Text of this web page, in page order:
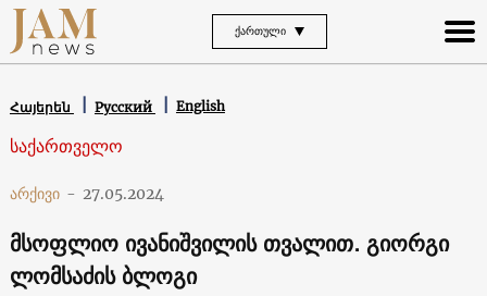
ᲥᲐᲠᲗᲣᲚᲘ
Հայերեն Русский English
საქართველო
არქივი - 27.05.2024
მსოფლიო ივანიშვილის თვალით. გიორგი
ლომსაძის ბლოგი